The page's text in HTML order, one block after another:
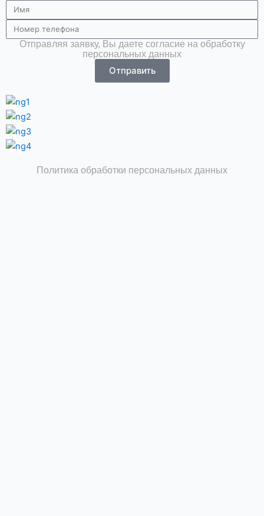
Имя
Телефон
Отправляя заявку, Вы даете согласие на обработку
персональных данных
Отправить
Политика обработки персональных данных